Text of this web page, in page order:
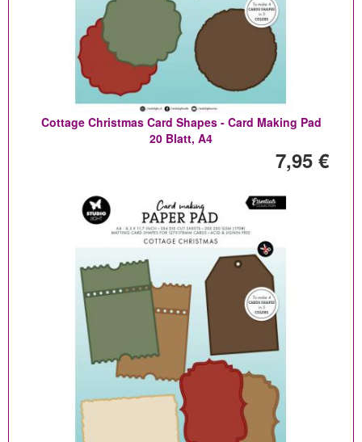
Cottage Christmas Card Shapes - Card Making Pad
20 Blatt, A4
7,95 €